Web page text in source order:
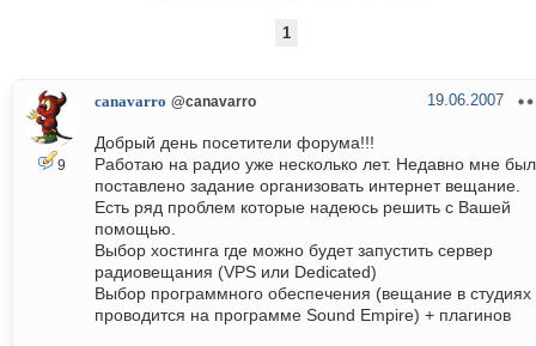
1
9
canavarro @canavarro 19.06.2007
Добрый день посетители форума!!!
Работаю на радио уже несколько лет. Недавно мне
поставлено задание организовать интернет вещание.
Есть ряд проблем которые надеюсь решить с Вашей
помощью.
Выбор хостинга где можно будет запустить сервер
радиовещания (VPS или Dedicated)
Выбор программного обеспечения (вещание в студиях
проводится на программе Sound Empire) + плагинов